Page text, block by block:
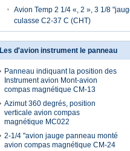
Avion Temp 2 1/4 «, 2 », 3 1/8
culasse C2-37 C (CHT)
Les d'avion instrument le panneau
Panneau indiquant la position des
Instrument avion Mont-avion
compas magnétique CM-13
Azimut 360 degrés, position
verticale avion compas
magnétique MC022
2-1/4 "avion jauge panneau monté
avion compas magnétique CM-24